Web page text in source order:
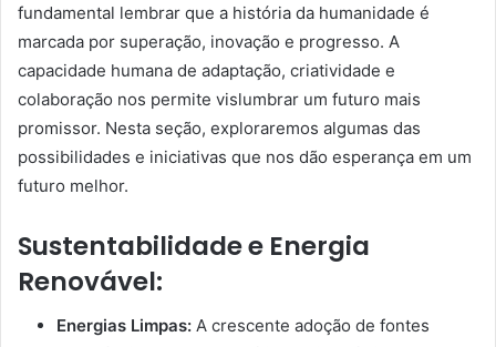
fundamental lembrar que a história da humanidade é
marcada por superação, inovação e progresso. A
capacidade humana de adaptação, criatividade e
colaboração nos permite vislumbrar um futuro mais
promissor. Nesta seção, exploraremos algumas das
possibilidades e iniciativas que nos dão esperança em um
futuro melhor.
Sustentabilidade e Energia
Renovável:
Energias Limpas: A crescente adoção de fontes